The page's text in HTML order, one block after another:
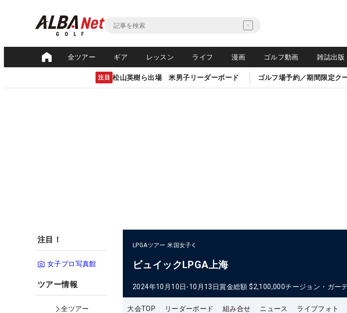
全ツアー ギア レッスン ライフ 漫画 ゴルフ動画 雑誌出版
注目 松山英樹ら出場 米男子リーダーボード ゴルフ場予約／期間限定ク
注目！
女子プロ写真館
ツアー情報
全ツアー
LPGAツアー 米国女子
ビュイックLPGA上海
2024年10月10日-10月13日賞金総額 $2,100,000チージョン・ガー
大会TOP リーダーボード 組み合せ ニュース ライブフォト